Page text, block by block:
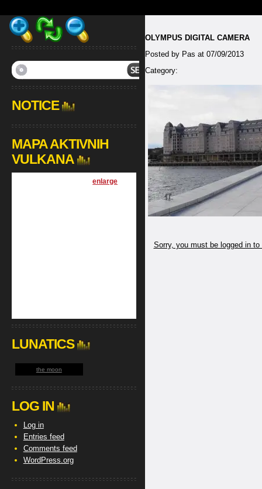
OLYMPUS DIGITAL CAMERA
Posted by Pas at 07/09/2013
Category:
Sorry, you must be logged in
NOTICE
MAPA AKTIVNIH
VULKANA
[enlarge
LUNATICS
the moon
LOG IN
Log in
Entries feed
Comments feed
WordPress.org